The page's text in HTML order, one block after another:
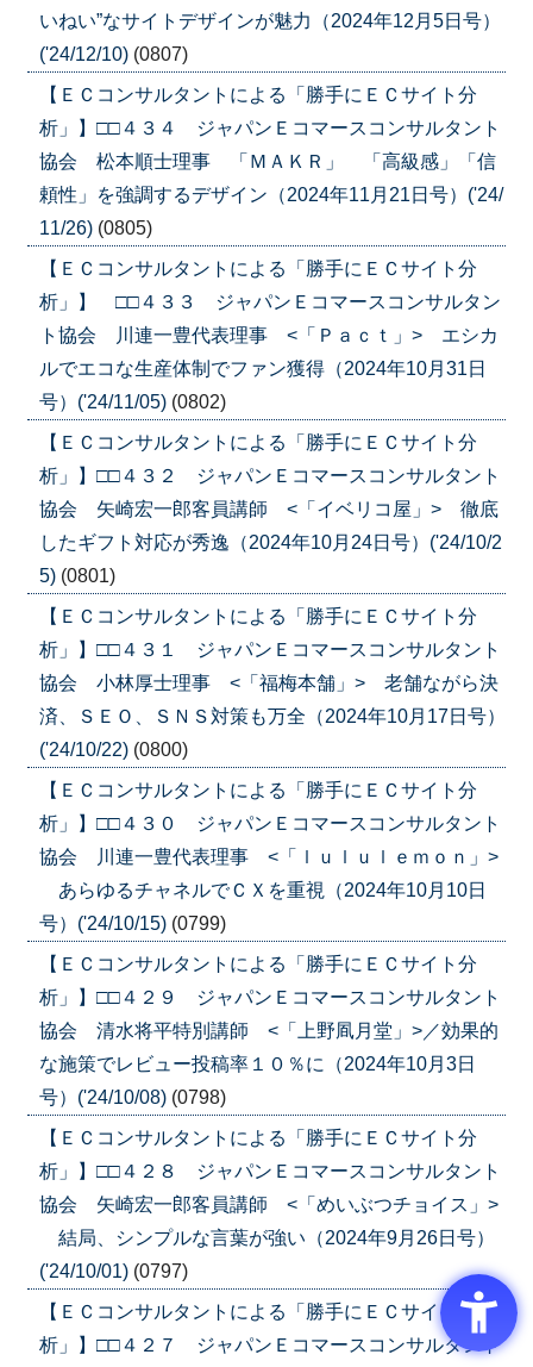
いねい”なサイトデザインが魅力（2024年12月5日号）
('24/12/10) (0807)
【ＥＣコンサルタントによる「勝手にＥＣサイト分
析」】□□４３４ ジャパンＥコマースコンサルタント
協会 松本順士理事 「ＭＡＫＲ」 「高級感」「信
頼性」を強調するデザイン（2024年11月21日号）('24/
11/26) (0805)
【ＥＣコンサルタントによる「勝手にＥＣサイト分
析」】 □□４３３ ジャパンＥコマースコンサルタン
ト協会 川連一豊代表理事 <「Ｐａｃｔ」> エシカ
ルでエコな生産体制でファン獲得（2024年10月31日
号）('24/11/05) (0802)
【ＥＣコンサルタントによる「勝手にＥＣサイト分
析」】□□４３２ ジャパンＥコマースコンサルタント
協会 矢崎宏一郎客員講師 <「イベリコ屋」> 徹底
したギフト対応が秀逸（2024年10月24日号）('24/10/2
5) (0801)
【ＥＣコンサルタントによる「勝手にＥＣサイト分
析」】□□４３１ ジャパンＥコマースコンサルタント
協会 小林厚士理事 <「福梅本舗」> 老舗ながら決
済、ＳＥＯ、ＳＮＳ対策も万全（2024年10月17日号）
('24/10/22) (0800)
【ＥＣコンサルタントによる「勝手にＥＣサイト分
析」】□□４３０ ジャパンＥコマースコンサルタント
協会 川連一豊代表理事 <「ｌｕｌｕｌｅｍｏｎ」>
あらゆるチャネルでＣＸを重視（2024年10月10日
号）('24/10/15) (0799)
【ＥＣコンサルタントによる「勝手にＥＣサイト分
析」】□□４２９ ジャパンＥコマースコンサルタント
協会 清水将平特別講師 <「上野凮月堂」>／効果的
な施策でレビュー投稿率１０％に（2024年10月3日
号）('24/10/08) (0798)
【ＥＣコンサルタントによる「勝手にＥＣサイト分
析」】□□４２８ ジャパンＥコマースコンサルタント
協会 矢崎宏一郎客員講師 <「めいぶつチョイス」>
結局、シンプルな言葉が強い（2024年9月26日号）
('24/10/01) (0797)
【ＥＣコンサルタントによる「勝手にＥＣサイト分
析」】□□４２７ ジャパンＥコマースコンサルタント